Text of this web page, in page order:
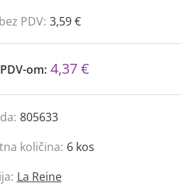
PDV: 3,59 €
om: 4,37 €
805633
količina: 6 kos
La Reine